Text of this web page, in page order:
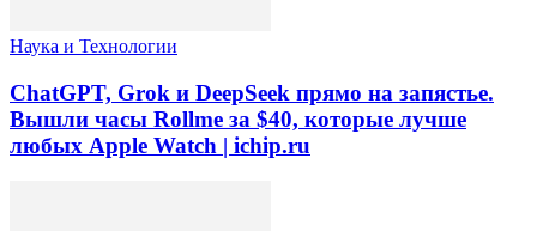
Наука и Технологии
ChatGPT, Grok и DeepSeek прямо на запястье.
Вышли часы Rollme за $40, которые лучше
любых Apple Watch | ichip.ru